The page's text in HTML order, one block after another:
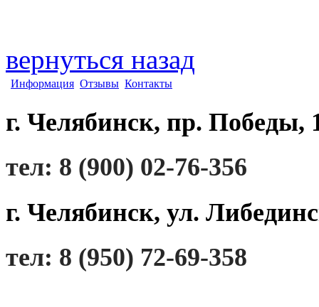
вернуться назад
Информация Отзывы Контакты
г. Челябинск, пр. Победы,
тел: 8 (900) 02-76-356
г. Челябинск, ул.
тел: 8 (950) 72-69-358